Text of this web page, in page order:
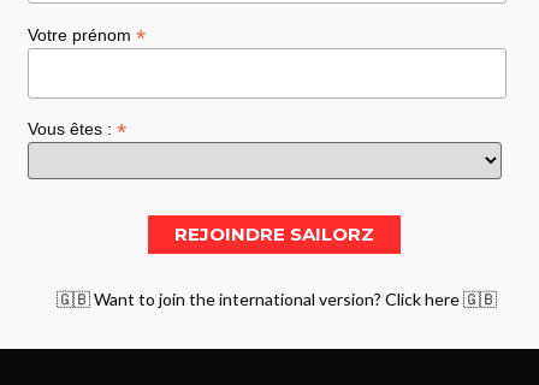
Votre prénom *
Vous êtes : *
🇬🇧 Want to join the international version? Click here 🇬🇧